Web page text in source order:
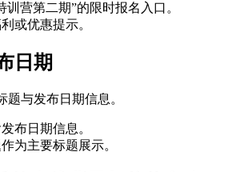
训营第二期”的限时报名入口。
或优惠提示。
日期
题与发布日期信息。
布日期信息。
为主要标题展示。